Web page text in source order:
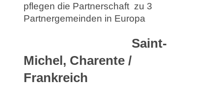
pflegen die Partnerschaft zu 3
Partnergemeinden in Europa
Saint-
Michel, Charente /
Frankreich